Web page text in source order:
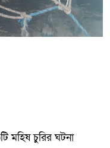
মহিষ চুরির ঘটনা